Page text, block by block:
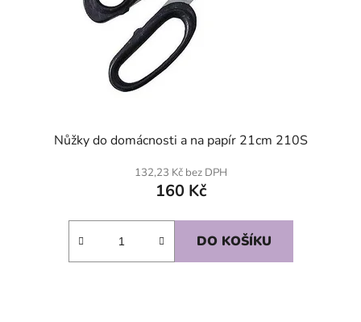
Nůžky do domácnosti a na papír 21cm 210S
132,23 Kč bez DPH
160 Kč
DO KOŠÍKU